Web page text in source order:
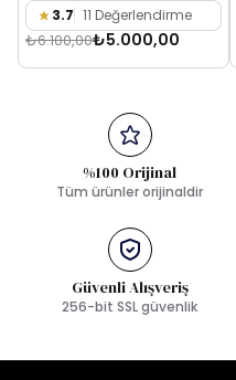
3.7 11 Değerlendirme
₺6.100,00₺5.000,00
%100 Orijinal
Tüm ürünler orijinaldir
Güvenli Alışveriş
256-bit SSL güvenlik